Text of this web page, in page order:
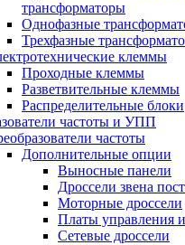
трансформаторы
Однофазные
Трехфазные
клеммы
Проходные клеммы
Разветвительные клеммы
Распределительные блоки
частоты и УПП
частоты
Дополнительные опции
Выносные панели
Дроссели звена
Моторные дроссели
Платы управления
Сетевые дроссели